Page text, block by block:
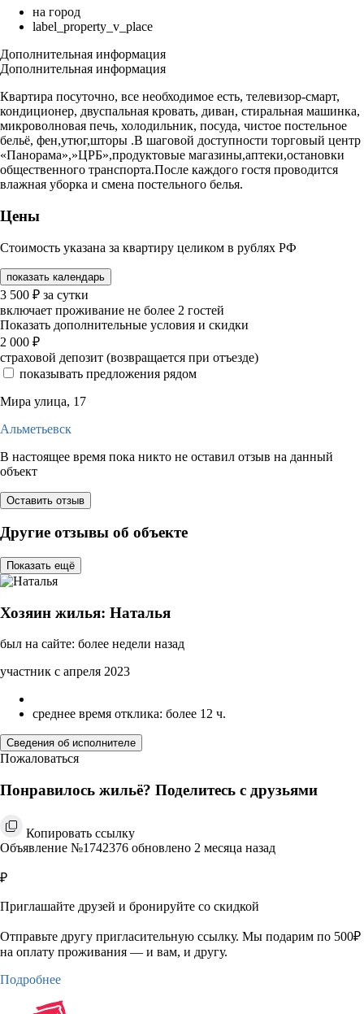
на город
label_property_v_place
Дополнительная информация
Дополнительная информация
Квартира посуточно, все необходимое есть, телевизор-смарт,
кондиционер, двуспальная кровать, диван, стиральная машинка,
микроволновая печь, холодильник, посуда, чистое постельное
бельё, фен,утюг,шторы .В шаговой доступности торговый центр
«Панорама»,»ЦРБ»,продуктовые магазины,аптеки,остановки
общественного транспорта.После каждого гостя проводится
влажная уборка и смена постельного белья.
Цены
Стоимость указана за квартиру целиком в рублях РФ
показать календарь
3 500 ₽ за сутки
включает проживание не более 2 гостей
Показать дополнительные условия и скидки
2 000 ₽
страховой депозит (возвращается при отъезде)
показывать предложения рядом
Мира улица, 17
Альметьевск
В настоящее время пока никто не оставил отзыв на данный
объект
Оставить отзыв
Другие отзывы об объекте
Показать ещё
Хозяин жилья: Наталья
был на сайте: более недели назад
участник с апреля 2023
среднее время отклика: более 12 ч.
Сведения об исполнителе
Пожаловаться
Понравилось жильё? Поделитесь с друзьями
Копировать ссылку
Объявление №1742376 обновлено 2 месяца назад
₽
Приглашайте друзей и бронируйте со скидкой
Отправьте другу пригласительную ссылку. Мы подарим по 500₽
на оплату проживания — и вам, и другу.
Подробнее